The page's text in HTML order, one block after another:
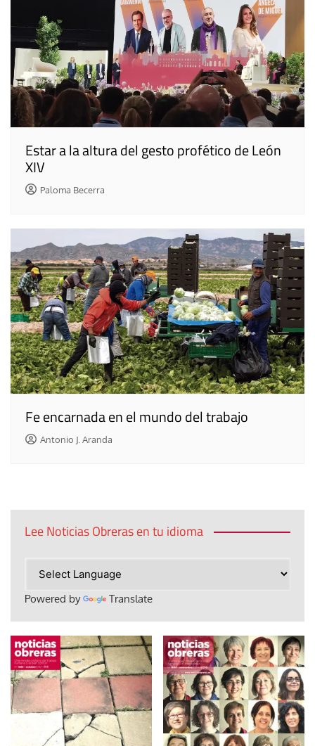
Estar a la altura del gesto profético de León
XIV
Paloma Becerra
Fe encarnada en el mundo del trabajo
Antonio J. Aranda
Lee Noticias Obreras en tu idioma
Powered by Translate